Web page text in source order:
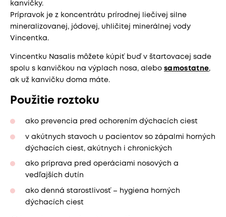
kanvičky.
Prípravok je z koncentrátu prírodnej liečivej silne
mineralizovanej, jódovej, uhličitej minerálnej vody
Vincentka.
Vincentku Nasalis môžete kúpiť buď v štartovacej sade
spolu s kanvičkou na výplach nosa, alebo samostatne,
ak už kanvičku doma máte.
Použitie roztoku
ako prevencia pred ochorením dýchacích ciest
v akútnych stavoch u pacientov so zápalmi horných
dýchacích ciest, akútnych i chronických
ako príprava pred operáciami nosových a
vedľajších dutín
ako denná starostlivosť – hygiena horných
dýchacích ciest